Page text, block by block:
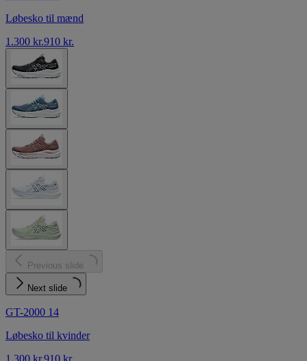
Løbesko til mænd
1.300 kr.910 kr.
Previous slide
Next slide
GT-2000 14
Løbesko til kvinder
1.300 kr.910 kr.